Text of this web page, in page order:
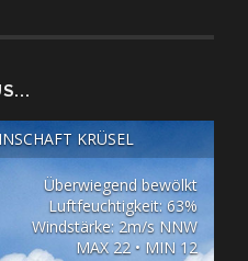
KRÜSEL
Überwiegend bewölkt
Luftfeuchtigkeit: 63%
Windstärke: 2m/s NNW
MAX 22 • MIN 12